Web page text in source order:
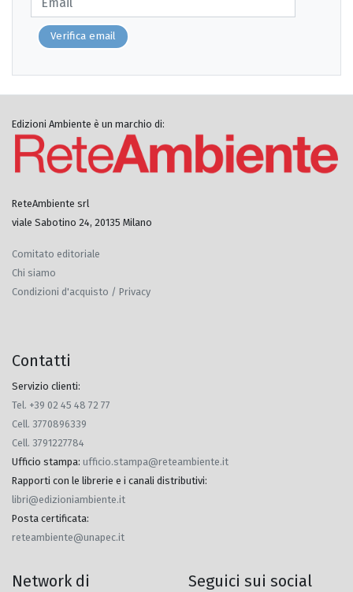
Verifica email
Edizioni Ambiente è un marchio di:
ReteAmbiente srl
viale Sabotino 24, 20135 Milano
Comitato editoriale
Chi siamo
Condizioni d'acquisto / Privacy
Contatti
Servizio clienti:
Tel. +39 02 45 48 72 77
Cell. 3770896339
Cell. 3791227784
Ufficio stampa: ufficio.stampa@reteambiente.it
Rapporti con le librerie e i canali distributivi:
libri@edizioniambiente.it
Posta certificata:
reteambiente@unapec.it
Network di
Seguici sui social